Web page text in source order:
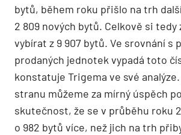
bytů, během roku přišlo na trh
2 809 nových bytů. Celkově si tedy
vybírat z 9 907 bytů. Ve srovnání s
prodaných jednotek vypadá toto
konstatuje Trigema ve své analýze.
stranu můžeme za mírný úspěch
skutečnost, že se v průběhu roku
o 982 bytů více, než jich na trh